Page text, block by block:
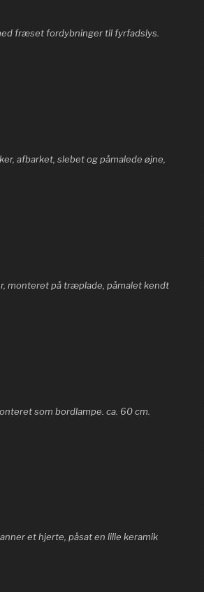
fræset fordybninger til fyrfadslys.
afbarket, slebet og påmalede øjne,
monteret på træplade, påmalet kendt
som bordlampe. ca. 60 cm.
et hjerte, påsat en lille keramik